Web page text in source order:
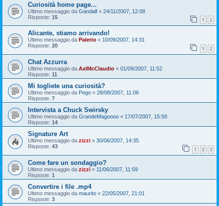
Curiosità home page...
Ultimo messaggio da Gandalf « 24/11/2007, 12:08
Risposte: 15 1 2
Alicante, stiamo arrivando!
Ultimo messaggio da Palerio « 10/09/2007, 14:31
Risposte: 20 1 2
Chat Azzurra
Ultimo messaggio da AxlMcClaudio « 01/09/2007, 11:52
Risposte: 11
Mi togliete una curiosità?
Ultimo messaggio da Pego « 28/08/2007, 11:06
Risposte: 7
Intervista a Chuck Swirsky
Ultimo messaggio da GrandeMagoooo « 17/07/2007, 15:58
Risposte: 14
Signature Art
Ultimo messaggio da zizzi « 30/06/2007, 14:35
Risposte: 43 1 2 3
Come fare un sondaggio?
Ultimo messaggio da zizzi « 11/06/2007, 11:59
Risposte: 1
Convertire i file .mp4
Ultimo messaggio da maurito « 22/05/2007, 21:01
Risposte: 3